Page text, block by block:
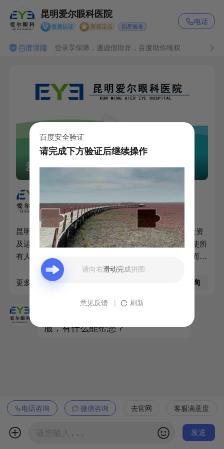
昆明爱尔眼科医院
资质认证 医保定点 四星服务
电话
登录享保障，遇虚假欺诈，百度助你维权
爱尔眼科
接诊时间: 周一至周日08:30-17:30
机构地址: 环城南路687号
昆明爱尔眼科医院是由全球连锁的爱尔眼科医院集团投资
及运营的现代化眼科专科医院，爱尔眼科始终为实现“使所
有人，无论贫穷富裕，都享有眼健康的权利”这一使命而奋
昆明爱尔眼科医院成立于2010年，不断自我完善及同步国
医环境舒适典雅，配置各类眼科检查及手术治疗设备，汇
聚眼科技术人才，全面开展近视、远视、散光、老视、儿
童眼病、医学验光配镜、白内障、角膜病、眼外伤等专业
更多详情请在本页进行咨询 点我咨询
服，有什么能帮您？
 电话咨询 微信咨询 去官网 客服满意度
发送
百度安全验证
请完成下方验证后继续操作
请向右滑动完成拼图
意见反馈 | 刷新